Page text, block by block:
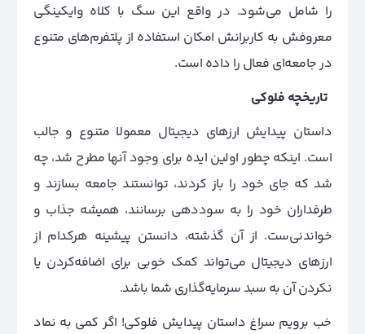
را شامل می‌شود. در واقع این سگ با کلاه وایکینگی
معروفش به کاربرانش امکان استفاده از پلتفرم‌های متنوع
در جامعه‌ای فعال را داده‌ است.
تاریخچه فلوکی
داستان پیدایش ارزهای دیجیتال معمولا متنوع و جالب
است. اینکه چطور اولین ایده برای وجود آنها مطرح شد، چه
شد که جای خود را باز کردند، توانستند جامعه‌ بسازند و
طرفداران خود را به سوددهی برسانند، همیشه جذاب و
خواندنی‌ست. از آن گذشته، دانستن پیشینه هرکدام از
ارزهای دیجیتال می‌تواند کمک خوبی برای اضافه‌کردن یا
نکردن آن به سبد سرمایه‌گذاری شما باشد.
خب برویم سراغ داستان پیدایش فلوکی! اگر کمی به نماد